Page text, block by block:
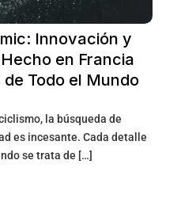
Innovación y
en Francia
Todo el Mundo
la búsqueda de
es incesante. Cada detalle
se trata de […]